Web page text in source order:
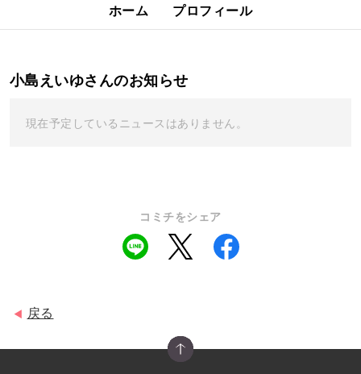
ホーム プロフィール
小島えいゆさんのお知らせ
現在予定しているニュースはありません。
コミチをシェア
◀ 戻る